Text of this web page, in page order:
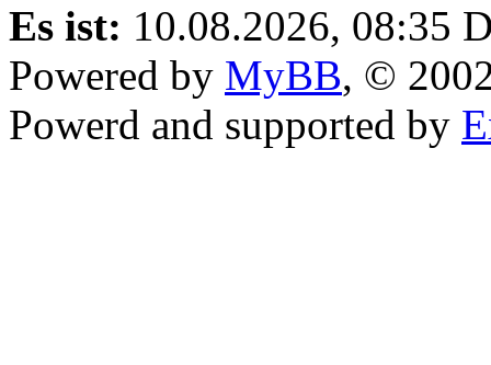
Es ist: 10.08.2026, 08:35
Powered by MyBB, ©
Powerd and supported by